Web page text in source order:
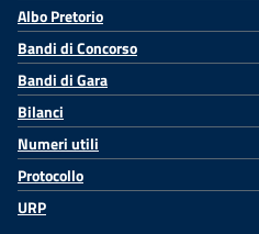
Albo Pretorio
Bandi di Concorso
Bandi di Gara
Bilanci
Numeri utili
Protocollo
URP